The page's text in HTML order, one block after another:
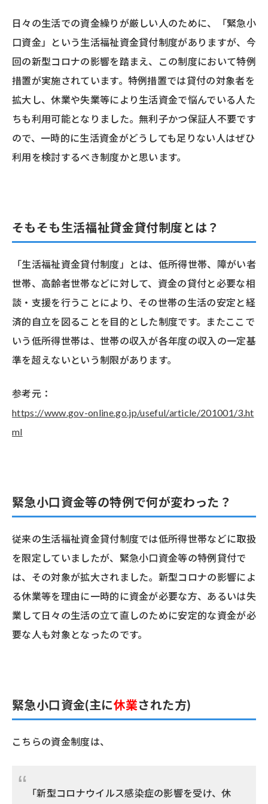
日々の生活での資金繰りが厳しい人のために、「緊急小
口資金」という生活福祉資金貸付制度がありますが、今
回の新型コロナの影響を踏まえ、この制度において特例
措置が実施されています。特例措置では貸付の対象者を
拡大し、休業や失業等により生活資金で悩んでいる人た
ちも利用可能となりました。無利子かつ保証人不要です
ので、一時的に生活資金がどうしても足りない人はぜひ
利用を検討するべき制度かと思います。
そもそも生活福祉貸金貸付制度とは？
「生活福祉資金貸付制度」とは、低所得世帯、障がい者
世帯、高齢者世帯などに対して、資金の貸付と必要な相
談・支援を行うことにより、その世帯の生活の安定と経
済的自立を図ることを目的とした制度です。またここで
いう低所得世帯は、世帯の収入が各年度の収入の一定基
準を超えないという制限があります。
参考元：
https://www.gov-online.go.jp/useful/article/201001/3.ht
ml
緊急小口資金等の特例で何が変わった？
従来の生活福祉資金貸付制度では低所得世帯などに取扱
を限定していましたが、緊急小口資金等の特例貸付で
は、その対象が拡大されました。新型コロナの影響によ
る休業等を理由に一時的に資金が必要な方、あるいは失
業して日々の生活の立て直しのために安定的な資金が必
要な人も対象となったのです。
緊急小口資金(主に休業された方)
こちらの資金制度は、
「新型コロナウイルス感染症の影響を受け、休